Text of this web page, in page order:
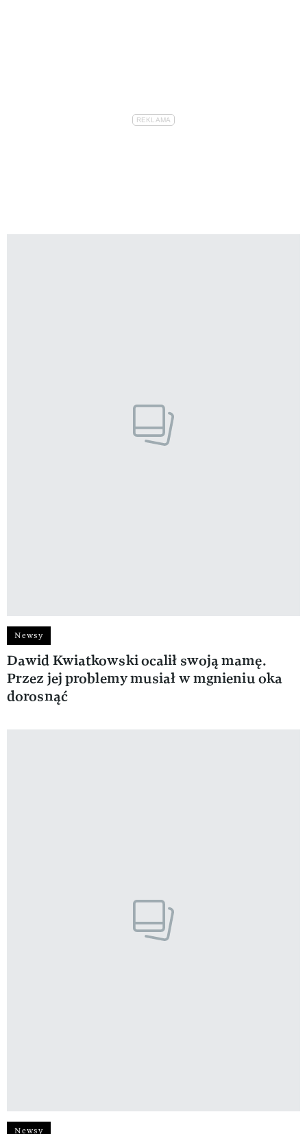
Newsy
Dawid Kwiatkowski ocalił swoją mamę.
Przez jej problemy musiał w mgnieniu oka
dorosnąć
Newsy